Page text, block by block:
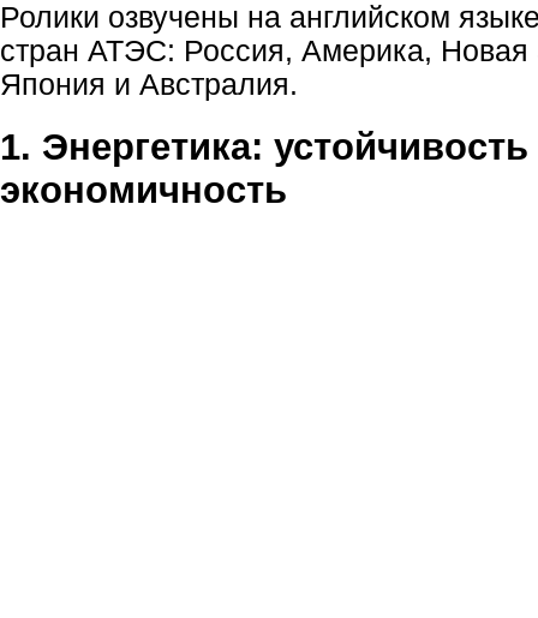
Ролики озвучены на английском
стран АТЭС: Россия, Америка, Новая
Япония и Австралия.
1. Энергетика:
экономичность